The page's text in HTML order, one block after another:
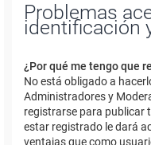
Problemas
identificación
¿Por qué me tengo que
No está obligado a
Administradores y
registrarse para publicar
estar registrado le dará
ventajas que como